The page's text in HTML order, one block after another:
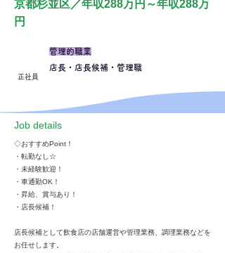
京都杉並区／年収288万円～年収288万
円
正社員
管理的職業
店長・店長候補・管理職
​Job details
◇おすすめPoint！
・転勤なし☆
・未経験歓迎！
・車通勤OK！
・昇給、賞与あり！
・店長候補！
店長候補として飲食店の店舗運営や管理業務、調理業務などを
お任せします。